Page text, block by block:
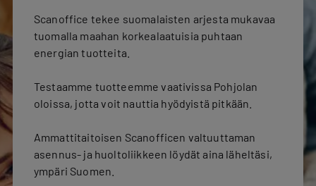
Scanoffice tekee suomalaisten arjesta mukavaa
tuomalla maahan korkealaatuisia puhtaan
energian tuotteita.
Testaamme tuotteemme vaativissa Pohjolan
oloissa, jotta voit nauttia hyödyistä pitkään.
Ammattitaitoisen Scanofficen valtuuttaman
asennus- ja huoltoliikkeen löydät aina läheltäsi,
ympäri Suomen.